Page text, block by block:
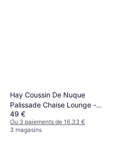
Hay Coussin De Nuque
Palissade Chaise Lounge -
Cream White Oreiller cervical
Beige, Blanc
49 €
Ou 3 paiements de 16,33 €
3 magasins